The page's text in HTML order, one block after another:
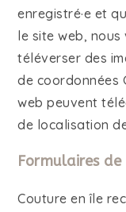
enregistré·e et
le site web,
téléverser des
de coordonnées
web peuvent
de localisation
Formulaires
Couture en île